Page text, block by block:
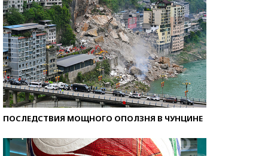
ПОСЛЕДСТВИЯ МОЩНОГО ОПОЛЗНЯ В ЧУНЦИНЕ